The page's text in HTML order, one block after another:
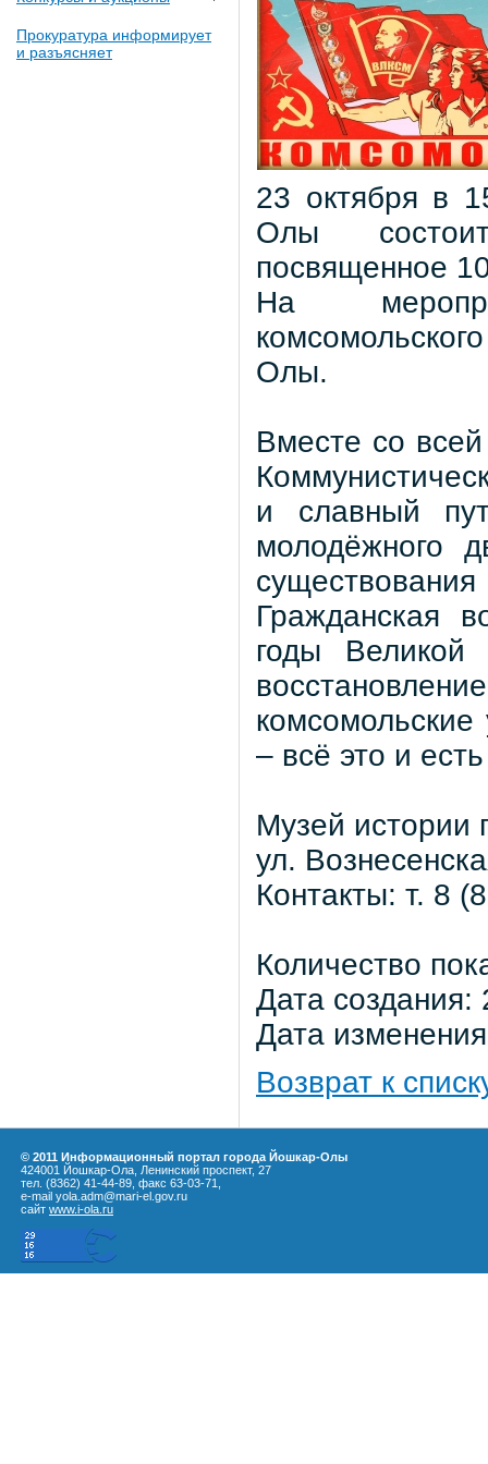
Прокуратура информирует
и разъясняет
23 октября в
Олы
посвященное
На
Олы.
Вместе со
и славный
молодёжного
Гражданская
годы Великой
– всё это и
Музей
ул.
Контакты: т. 8
Количество
Дата создания:
Дата
Возврат к
© 2011 Информационный портал города Йошкар-Олы
424001 Йошкар-Ола, Ленинский проспект, 27
тел. (8362) 41-44-89, факс 63-03-71,
e-mail yola.adm@mari-el.gov.ru
сайт www.i-ola.ru